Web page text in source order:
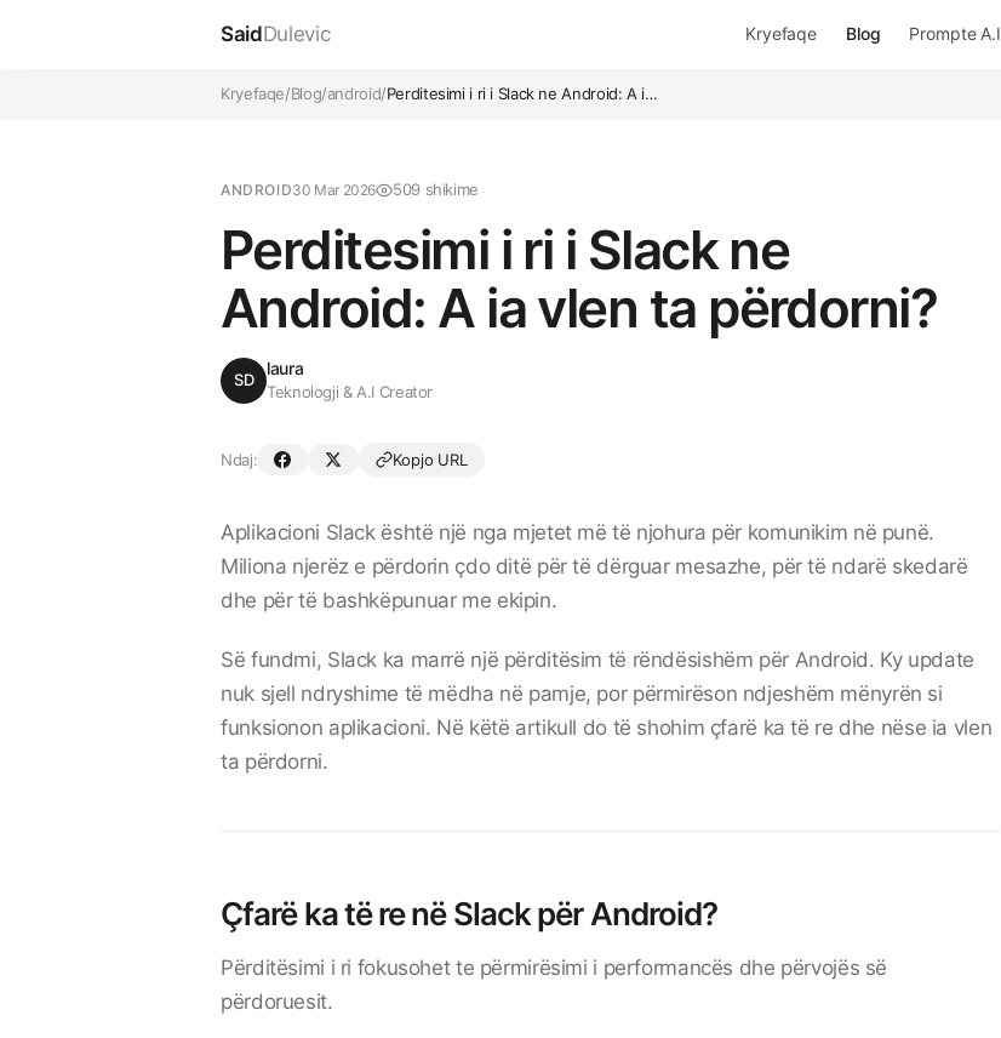
SaidDulevic Kryefaqe Blog Prompte A.I
Kryefaqe/Blog/android/Perditesimi i ri i Slack ne Android: A i…
ANDROID30 Mar 2026 509 shikime
Perditesimi i ri i Slack ne
Android: A ia vlen ta përdorni?
SD
laura
Teknologji & A.I Creator
Ndaj: Kopjo URL
Aplikacioni Slackështë një nga mjetet më të njohura për komunikim në punë.
Miliona njerëz e përdorin çdo ditë për të dërguar mesazhe, për të ndarë skedarë
dhe për të bashkëpunuar me ekipin.
Së fundmi, Slack ka marrë një përditësim të rëndësishëm për Android. Ky update
nuk sjell ndryshime të mëdha në pamje, por përmirëson ndjeshëm mënyrën si
funksionon aplikacioni. Në këtë artikull do të shohim çfarë ka të re dhe nëse ia vlen
ta përdorni.
Çfarë ka të re në Slack për Android?
Përditësimi i ri fokusohet te përmirësimi i performancës dhe përvojës së
përdoruesit.